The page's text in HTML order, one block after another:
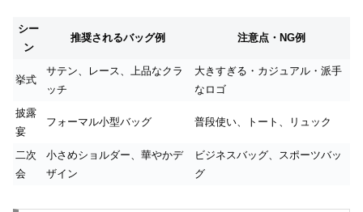
シー
ン
推奨されるバッグ例 注意点・NG例
挙式
サテン、レース、上品なクラ
ッチ
大きすぎる・カジュアル・派手
なロゴ
披露
宴
フォーマル小型バッグ 普段使い、トート、リュック
二次
会
小さめショルダー、華やかデ
ザイン
ビジネスバッグ、スポーツバッ
グ